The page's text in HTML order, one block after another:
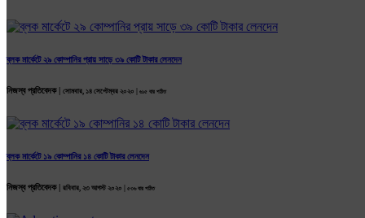
ব্লক মার্কেটে ২৯ কোম্পানির প্রায় সাড়ে ৩৯ কোটি টাকার লেনদেন
নিজস্ব প্রতিবেদক | সোমবার, ১৪ সেপ্টেম্বর ২০২০ | ৬১৫ বার পঠিত
ব্লক মার্কেটে ১৯ কোম্পানির ১৪ কোটি টাকার লেনদেন
নিজস্ব প্রতিবেদক | রবিবার, ২৩ আগস্ট ২০২০ | ৫৩৬ বার পঠিত